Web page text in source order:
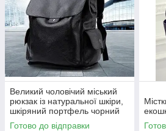
Великий чоловічий міський
рюкзак із натуральної шкіри,
шкіряний портфель чорний
для чоловіків
Готово до відправки